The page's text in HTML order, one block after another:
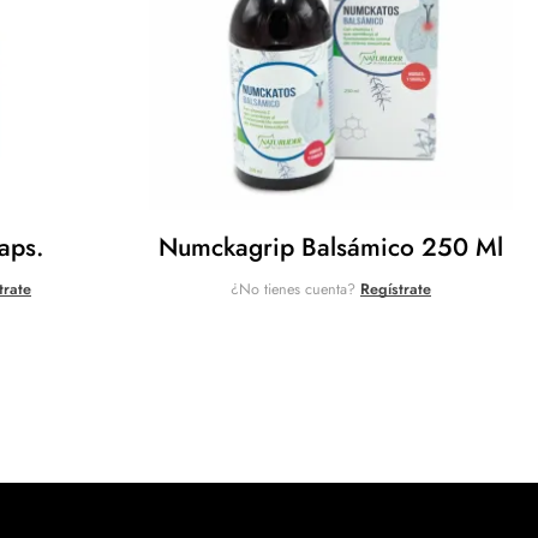
Numckagrip Balsámico 250 Ml
¿No tienes cuenta? Regístrate